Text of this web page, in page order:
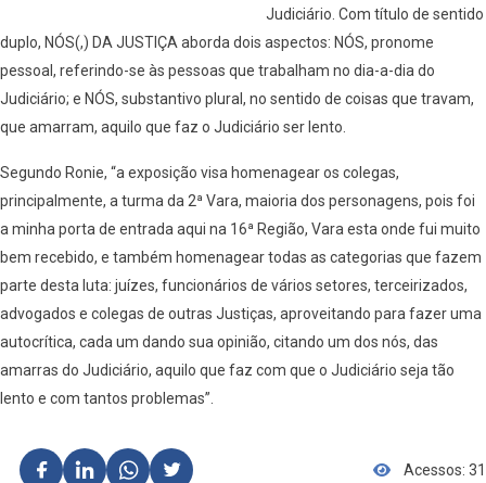
Judiciário. Com título de sentido
duplo, NÓS(,) DA JUSTIÇA aborda dois aspectos: NÓS, pronome
pessoal, referindo-se às pessoas que trabalham no dia-a-dia do
Judiciário; e NÓS, substantivo plural, no sentido de coisas que travam,
que amarram, aquilo que faz o Judiciário ser lento.
Segundo Ronie, “a exposição visa homenagear os colegas,
principalmente, a turma da 2ª Vara, maioria dos personagens, pois foi
a minha porta de entrada aqui na 16ª Região, Vara esta onde fui muito
bem recebido, e também homenagear todas as categorias que fazem
parte desta luta: juízes, funcionários de vários setores, terceirizados,
advogados e colegas de outras Justiças, aproveitando para fazer uma
autocrítica, cada um dando sua opinião, citando um dos nós, das
amarras do Judiciário, aquilo que faz com que o Judiciário seja tão
lento e com tantos problemas”.
Acessos: 31